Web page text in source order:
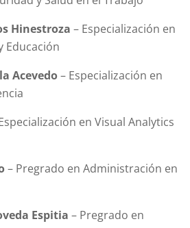
Hinestroza – Especialización en
Educación
Acevedo– Especialización en
en Visual Analytics
– Pregrado en Administración en
Espitia – Pregrado en